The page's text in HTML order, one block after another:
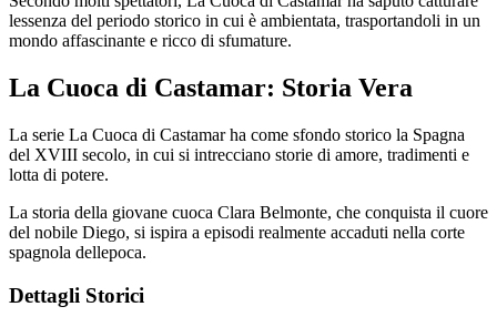
lessenza del periodo storico in cui è ambientata, trasportandoli in un
mondo affascinante e ricco di sfumature.
La Cuoca di Castamar: Storia Vera
La serie La Cuoca di Castamar ha come sfondo storico la Spagna
del XVIII secolo, in cui si intrecciano storie di amore, tradimenti e
lotta di potere.
La storia della giovane cuoca Clara Belmonte, che conquista il cuore
del nobile Diego, si ispira a episodi realmente accaduti nella corte
spagnola dellepoca.
Dettagli Storici